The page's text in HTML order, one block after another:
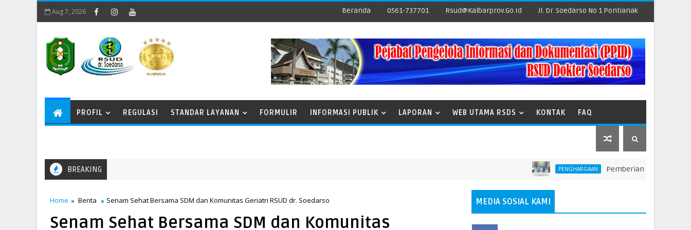
Aug 7, 2026 Beranda 0561-737701 Rsud@kalbarprov.go.id Jl. Dr. Soedarso No 1 Pontianak
PROFIL REGULASI STANDAR LAYANAN FORMULIR INFORMASI PUBLIK LAPORAN WEB UTAMA RSDS KONTAK FAQ
BREAKING PENGHARGAAN Pemberian Penghargaan
Home Berita Senam Sehat Bersama SDM dan Komunitas Geriatri RSUD dr. Soedarso
Senam Sehat Bersama SDM dan Komunitas
MEDIA SOSIAL KAMI